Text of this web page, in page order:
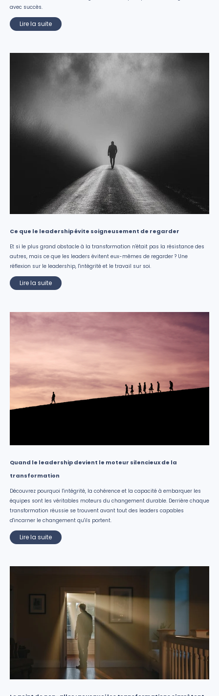
avec succès.
Lire la suite
Ce que le leadership évite soigneusement de regarder
Et si le plus grand obstacle à la transformation n'était pas la résistance des
autres, mais ce que les leaders évitent eux-mêmes de regarder ? Une
réflexion sur le leadership, l'intégrité et le travail sur soi.
Lire la suite
Quand le leadership devient le moteur silencieux de la
transformation
Découvrez pourquoi l'intégrité, la cohérence et la capacité à embarquer les
équipes sont les véritables moteurs du changement durable. Derrière chaque
transformation réussie se trouvent avant tout des leaders capables
d'incarner le changement qu'ils portent.
Lire la suite